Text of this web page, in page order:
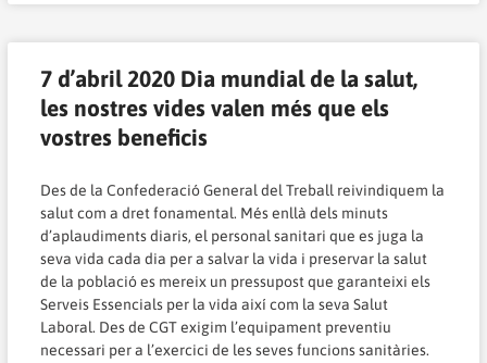
7 d’abril 2020 Dia mundial de la salut,
les nostres vides valen més que els
vostres beneficis
Des de la Confederació General del Treball reivindiquem la
salut com a dret fonamental. Més enllà dels minuts
d’aplaudiments diaris, el personal sanitari que es juga la
seva vida cada dia per a salvar la vida i preservar la salut
de la població es mereix un pressupost que garanteixi els
Serveis Essencials per la vida així com la seva Salut
Laboral. Des de CGT exigim l’equipament preventiu
necessari per a l’exercici de les seves funcions sanitàries.